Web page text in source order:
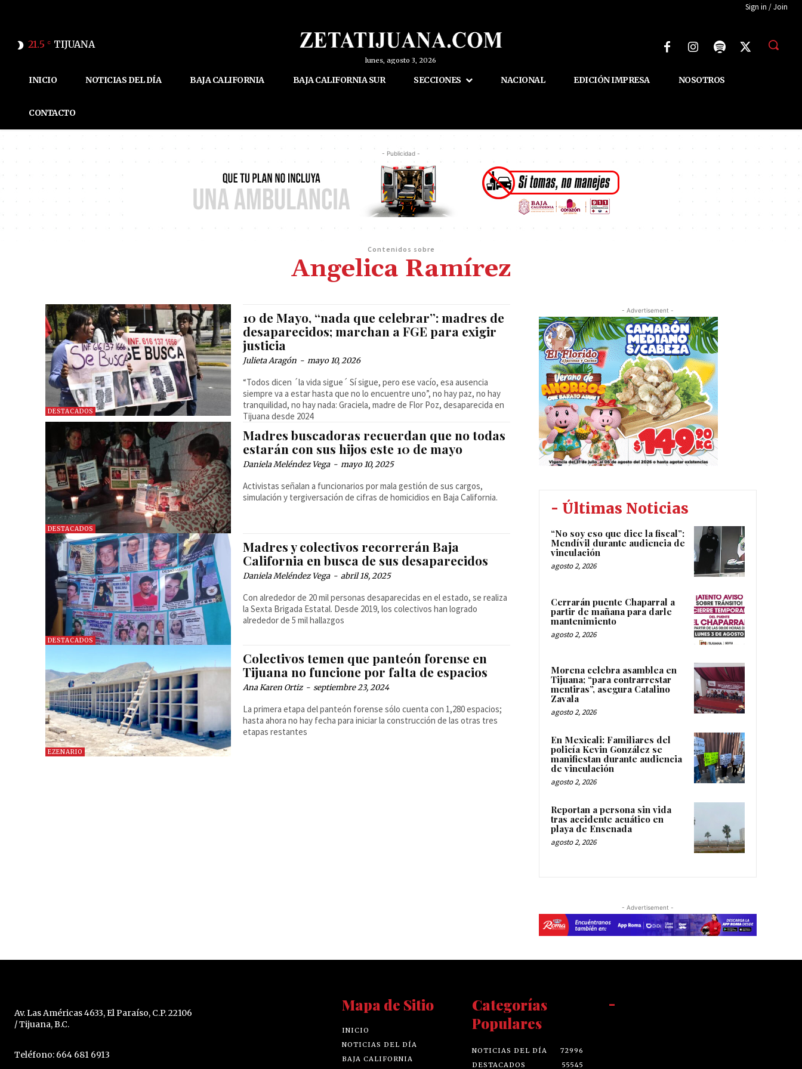
Sign in / Join
21.5 C TIJUANA
lunes, agosto 3, 2026
INICIO NOTICIAS DEL DÍA BAJA CALIFORNIA BAJA CALIFORNIA SUR SECCIONES NACIONAL EDICIÓN IMPRESA NOSOTROS
CONTACTO
- Publicidad -
Contenidos sobre
Angelica Ramírez
DESTACADOS
10 de Mayo, “nada que celebrar”: madres de
desaparecidos; marchan a FGE para exigir
justicia
Julieta Aragón - mayo 10, 2026
“Todos dicen ´la vida sigue´ Sí sigue, pero ese vacío, esa ausencia
siempre va a estar hasta que no lo encuentre uno”, no hay paz, no hay
tranquilidad, no hay nada: Graciela, madre de Flor Poz, desaparecida en
Tijuana desde 2024
DESTACADOS
Madres buscadoras recuerdan que no todas
estarán con sus hijos este 10 de mayo
Daniela Meléndez Vega - mayo 10, 2025
Activistas señalan a funcionarios por mala gestión de sus cargos,
simulación y tergiversación de cifras de homicidios en Baja California.
DESTACADOS
Madres y colectivos recorrerán Baja
California en busca de sus desaparecidos
Daniela Meléndez Vega - abril 18, 2025
Con alrededor de 20 mil personas desaparecidas en el estado, se realiza
la Sexta Brigada Estatal. Desde 2019, los colectivos han logrado
alrededor de 5 mil hallazgos
EZENARIO
Colectivos temen que panteón forense en
Tijuana no funcione por falta de espacios
Ana Karen Ortiz - septiembre 23, 2024
La primera etapa del panteón forense sólo cuenta con 1,280 espacios;
hasta ahora no hay fecha para iniciar la construcción de las otras tres
etapas restantes
- Advertisement -
- Últimas Noticias
“No soy eso que dice la fiscal”:
Mendívil durante audiencia de
vinculación
agosto 2, 2026
Cerrarán puente Chaparral a
partir de mañana para darle
mantenimiento
agosto 2, 2026
Morena celebra asamblea en
Tijuana; “para contrarrestar
mentiras”, asegura Catalino
Zavala
agosto 2, 2026
En Mexicali: Familiares del
policía Kevin González se
manifiestan durante audiencia
de vinculación
agosto 2, 2026
Reportan a persona sin vida
tras accidente acuático en
playa de Ensenada
agosto 2, 2026
- Advertisement -
Av. Las Américas 4633, El Paraíso, C.P. 22106
/ Tijuana, B.C.
Teléfono: 664 681 6913
Mapa de Sitio
INICIO
NOTICIAS DEL DÍA
BAJA CALIFORNIA
Categorías
Populares
NOTICIAS DEL DÍA
72996
DESTACADOS
55545
-